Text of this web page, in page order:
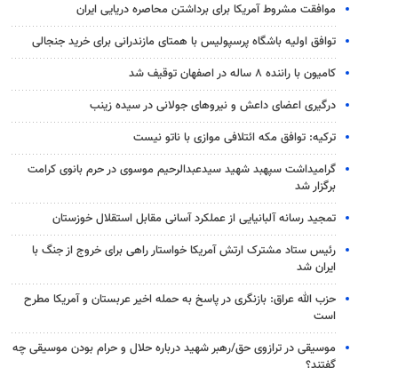
موافقت مشروط آمریکا برای برداشتن محاصره دریایی ایران
توافق اولیه باشگاه پرسپولیس با همتای مازندرانی برای خرید جنجالی
کامیون با راننده ۸ ساله در اصفهان توقیف شد
درگیری اعضای داعش و نیروهای جولانی در سیده زینب
ترکیه: توافق مکه ائتلافی موازی با ناتو نیست
گرامیداشت سپهبد شهید سیدعبدالرحیم موسوی در حرم بانوی کرامت
برگزار شد
تمجید رسانه آلبانیایی از عملکرد آسانی مقابل استقلال خوزستان
رئیس ستاد مشترک ارتش آمریکا خواستار راهی برای خروج از جنگ با
ایران شد
حزب الله عراق: بازنگری در پاسخ به حمله اخیر عربستان و آمریکا مطرح
است
موسیقی در ترازوی حق/رهبر شهید درباره حلال و حرام بودن موسیقی چه
گفتند؟